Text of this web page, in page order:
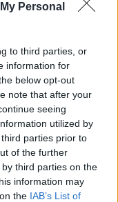
Personal
to third parties, or
information for
below opt-out
note that after your
seeing
utilized by
parties prior to
of the further
third parties on the
information may
the IAB’s List of
13χρονου στην
ηλεκτρικά πατίνια
αναρχία —
πατίνια;